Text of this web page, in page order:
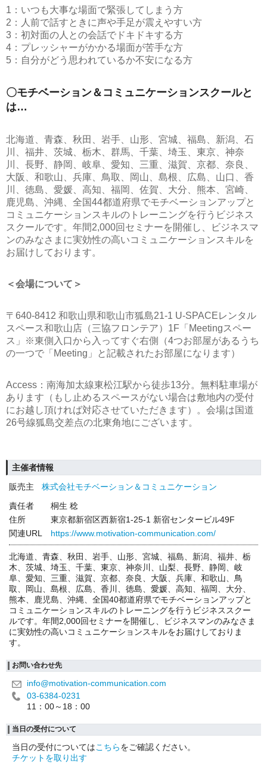
1：いつも大事な場面で緊張してしまう方
2：人前で話すときに声や手足が震えやすい方
3：初対面の人との会話でドキドキする方
4：プレッシャーがかかる場面が苦手な方
5：自分がどう思われているか不安になる方
〇モチベーション＆コミュニケーションスクールと
は…
北海道、青森、秋田、岩手、山形、宮城、福島、新潟、石
川、福井、茨城、栃木、群馬、千葉、埼玉、東京、神奈
川、長野、静岡、岐阜、愛知、三重、滋賀、京都、奈良、
大阪、和歌山、兵庫、鳥取、岡山、島根、広島、山口、香
川、徳島、愛媛、高知、福岡、佐賀、大分、熊本、宮崎、
鹿児島、沖縄、全国44都道府県でモチベーションアップと
コミュニケーションスキルのトレーニングを行うビジネス
スクールです。年間2,000回セミナーを開催し、ビジネスマ
ンのみなさまに実効性の高いコミュニケーションスキルを
お届けしております。
＜会場について＞
〒640-8412 和歌山県和歌山市狐島21-1 U-SPACEレンタル
スペース和歌山店（三協フロンテア）1F「Meetingスペー
ス」※東側入口から入ってすぐ右側（4つお部屋があるうち
の一つで「Meeting」と記載されたお部屋になります）
Access：南海加太線東松江駅から徒歩13分。無料駐車場が
あります（もし止めるスペースがない場合は敷地内の受付
にお越し頂ければ対応させていただきます）。会場は国道
26号線狐島交差点の北東角地にございます。
主催者情報
販売主
株式会社モチベーション＆コミュニケーション
責任者
桐生 稔
住所
東京都新宿区西新宿1-25-1 新宿センタービル49F
関連URL
https://www.motivation-communication.com/
北海道、青森、秋田、岩手、山形、宮城、福島、新潟、福井、栃
木、茨城、埼玉、千葉、東京、神奈川、山梨、長野、静岡、岐
阜、愛知、三重、滋賀、京都、奈良、大阪、兵庫、和歌山、鳥
取、岡山、島根、広島、香川、徳島、愛媛、高知、福岡、大分、
熊本、鹿児島、沖縄、全国40都道府県でモチベーションアップと
コミュニケーションスキルのトレーニングを行うビジネススクー
ルです。年間2,000回セミナーを開催し、ビジネスマンのみなさま
に実効性の高いコミュニケーションスキルをお届けしておりま
す。
お問い合わせ先
info@motivation-communication.com
03-6384-0231
11：00～18：00
当日の受付について
当日の受付についてはこちらをご確認ください。
チケットを取り出す